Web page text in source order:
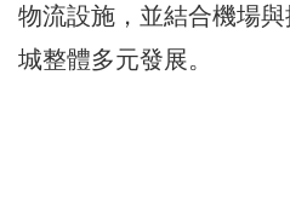
物流設施，並結合機場
城整體多元發展。